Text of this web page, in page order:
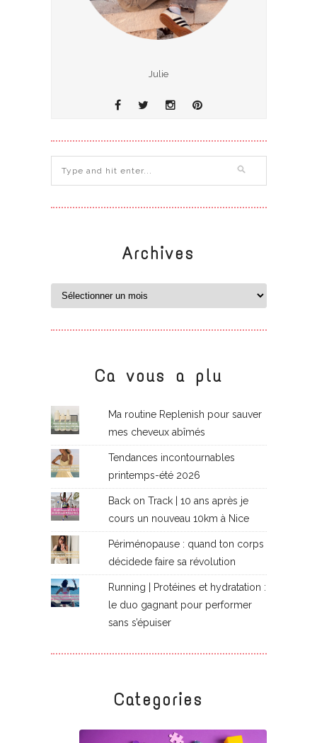
Julie
Archives
Ca vous a plu
Ma routine Replenish pour sauver
mes cheveux abîmés
Tendances incontournables
printemps-été 2026
Back on Track | 10 ans après je
cours un nouveau 10km à Nice
Périménopause : quand ton corps
décidede faire sa révolution
Running | Protéines et hydratation :
le duo gagnant pour performer
sans s’épuiser
Categories